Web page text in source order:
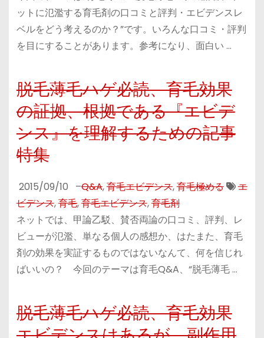
ットに氾濫する育毛剤の口コミと評判・エビデンスレ
ベルをどう考えるのか？”です。いろんな口コミ・評判
を目にすることがあります。参考になり、面白い …
脱毛薄毛ハゲ必読、育毛効果
の証拠、根拠である『エビデ
ンス』を理解するための記事
特集
2015/09/10 –Q&A,育毛エビデンス,育毛極める
エ
ビデンス,育毛,育毛エビデンス,育毛剤
ネットでは、甲論乙駁、賛否両論の口コミ、評判、レ
ビューが氾濫、単なる個人の感想か、はたまた、育毛
剤の効果を実証するものではないなんて、何を信じれ
ばいいの？ 今回のテーマは育毛Q&A、“脱毛薄毛 …
脱毛薄毛ハゲ必読、育毛効果